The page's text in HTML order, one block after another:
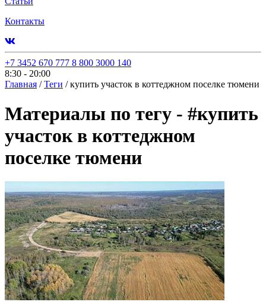
Контакты
+7 3452 670 777 8 800 3000 140
8:30 - 20:00
Главная / Теги / купить участок в коттеджном поселке тюмени
Материалы по тегу - #купить
участок в коттеджном
поселке тюмени